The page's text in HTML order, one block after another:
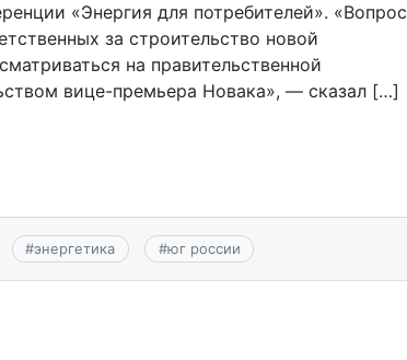
«Энергия для потребителей». «Вопрос
за строительство новой
на правительственной
вице-премьера Новака», — сказал […]
#энергетика #юг россии